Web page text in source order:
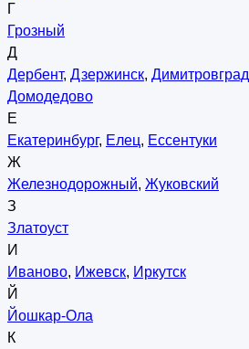
Г
Грозный
Д
Дербент, Дзержинск, Димитровград
Домодедово
Е
Екатеринбург, Елец, Ессентуки
Ж
Железнодорожный, Жуковский
З
Златоуст
И
Иваново, Ижевск, Иркутск
Й
Йошкар-Ола
К